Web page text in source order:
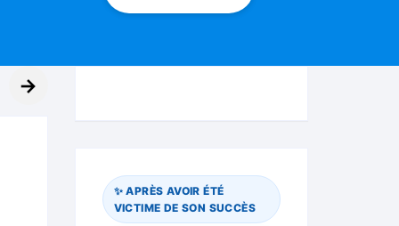
→
✨ APRÈS AVOIR ÉTÉ
VICTIME DE SON SUCCÈS